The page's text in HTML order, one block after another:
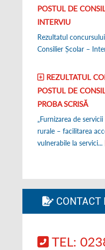
POSTUL DE
INTERVIU
Rezultatul
Consilier Școlar –
REZULTATUL
POSTUL DE
PROBA SCRISĂ
„Furnizarea de
rurale – facilitarea
vulnerabile la servici...
CONTACT
TEL: